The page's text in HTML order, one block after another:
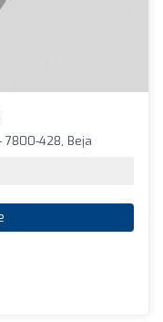
7800-428, Beja